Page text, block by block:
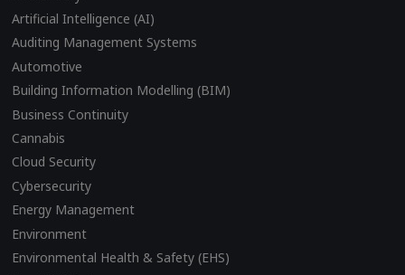
Artificial Intelligence (AI)
Auditing Management Systems
Automotive
Building Information Modelling (BIM)
Business Continuity
Cannabis
Cloud Security
Cybersecurity
Energy Management
Environment
Environmental Health & Safety (EHS)